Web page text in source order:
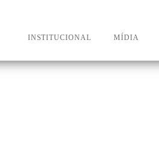
INSTITUCIONAL MÍDIA